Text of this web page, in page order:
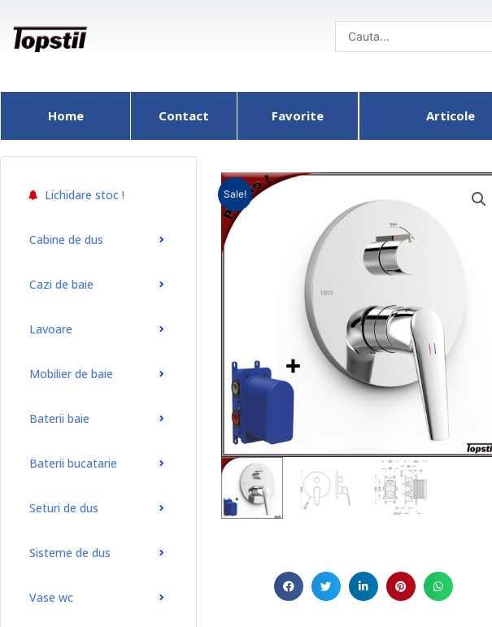
content
Home Contact Favorite Articole
Lichidare stoc !
Cabine de dus
Cazi de baie
Lavoare
Mobilier de baie
Baterii baie
Baterii bucatarie
Seturi de dus
Sisteme de dus
Vase wc
Sale!